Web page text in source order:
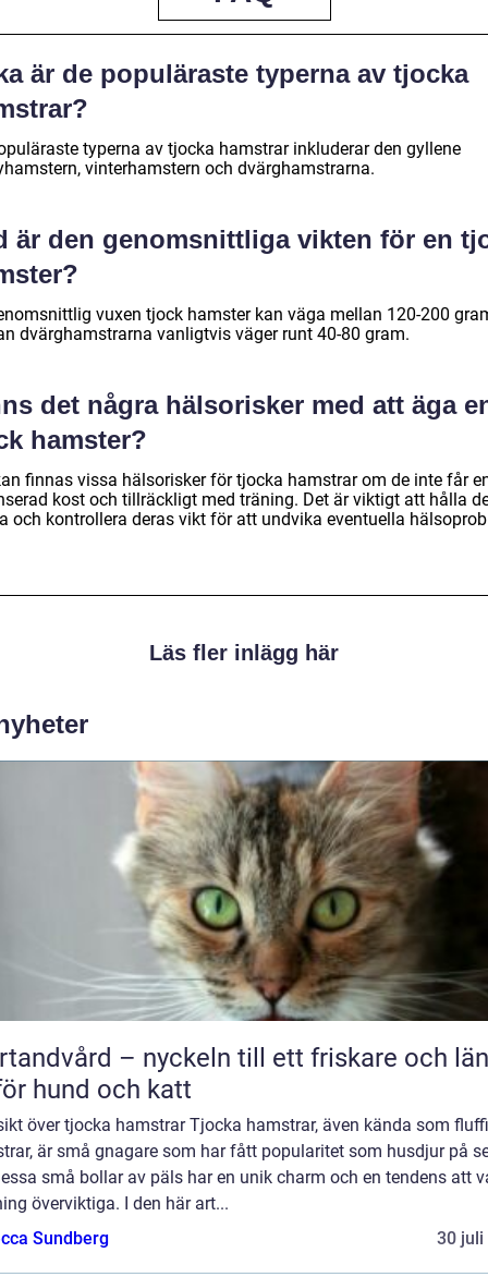
är de populäraste typerna av tjocka
typerna av tjocka hamstrar inkluderar den gyllene
vinterhamstern och dvärghamstrarna.
är den genomsnittliga vikten för en
vuxen tjock hamster kan väga mellan 120-200
dvärghamstrarna vanligtvis väger runt 40-80 gram.
det några hälsorisker med att äga
hamster?
finnas vissa hälsorisker för tjocka hamstrar om de inte får
kost och tillräckligt med träning. Det är viktigt att hålla
och kontrollera deras vikt för att undvika eventuella
Läs fler inlägg här
– nyckeln till ett friskare och
hund och katt
över tjocka hamstrar Tjocka hamstrar, även kända som
är små gnagare som har fått popularitet som husdjur på
små bollar av päls har en unik charm och en tendens att
överviktiga. I den här art...
Sundberg
30 juli